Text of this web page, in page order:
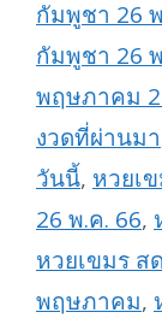
กัมพูชา 26
กัมพูชา 26
พฤษภาคม
งวดที่ผ่านมา
วันนี้, หวยเ
26 พ.ค. 66,
หวยเขมร ส
พฤษภาคม,